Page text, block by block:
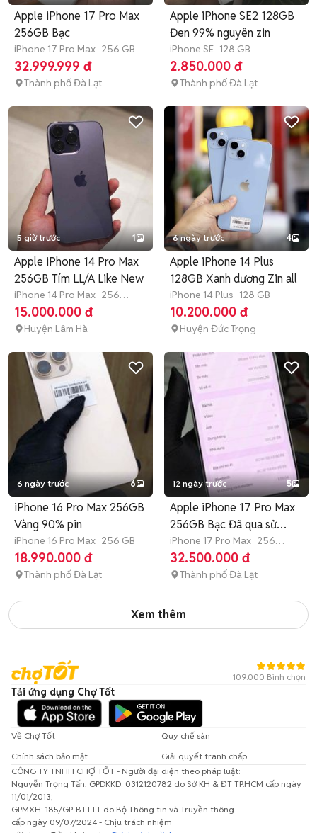
Apple iPhone 17 Pro Max
256GB Bạc
iPhone 17 Pro Max 256 GB
32.999.999 đ
Thành phố Đà Lạt
Apple iPhone SE2 128GB
Đen 99% nguyên zin
iPhone SE 128 GB
2.850.000 đ
Thành phố Đà Lạt
5 giờ trước 1
Apple iPhone 14 Pro Max
256GB Tím LL/A Like New
iPhone 14 Pro Max 256
GB Hết bảo hành
15.000.000 đ
Huyện Lâm Hà
6 ngày trước 4
Apple iPhone 14 Plus
128GB Xanh dương Zin all
iPhone 14 Plus 128 GB
10.200.000 đ
Huyện Đức Trọng
6 ngày trước 6
iPhone 16 Pro Max 256GB
Vàng 90% pin
iPhone 16 Pro Max 256 GB
18.990.000 đ
Thành phố Đà Lạt
12 ngày trước 5
Apple iPhone 17 Pro Max
256GB Bạc Đã qua sử
dụng
iPhone 17 Pro Max 256
GB 4-6 tháng
32.500.000 đ
Thành phố Đà Lạt
Xem thêm
109.000 Bình chọn
Tải ứng dụng Chợ Tốt
Về Chợ Tốt
Quy chế sàn
Chính sách bảo mật
Giải quyết tranh chấp
CÔNG TY TNHH CHỢ TỐT - Người đại diện theo pháp luật:
Nguyễn Trọng Tấn; GPDKKD: 0312120782 do Sở KH & ĐT TP.HCM cấp ngày
11/01/2013;
GPMXH: 185/GP-BTTTT do Bộ Thông tin và Truyền thông
cấp ngày 09/07/2024 - Chịu trách nhiệm